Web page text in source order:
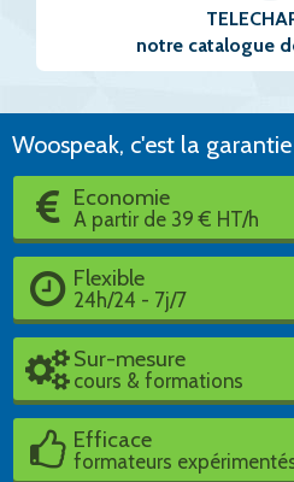
notre catalogue
Woospeak, c'est la
Economie
A partir de 39 € HT/h
Flexible
24h/24 - 7j/7
Sur-mesure
cours & formations
Efficace
formateurs